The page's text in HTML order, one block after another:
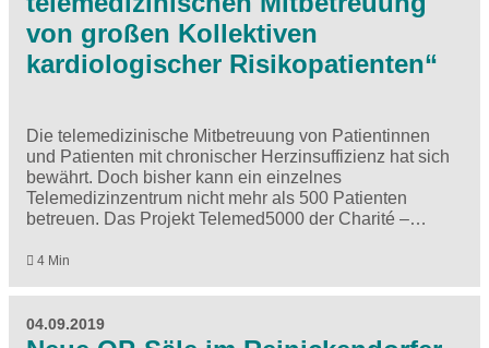
von großen Kollektiven
kardiologischer Risikopatienten“
Die telemedizinische Mitbetreuung von Patientinnen
und Patienten mit chronischer Herzinsuffizienz hat sich
bewährt. Doch bisher kann ein einzelnes
Telemedizinzentrum nicht mehr als 500 Patienten
betreuen. Das Projekt Telemed5000 der Charité –…
4 Min
04.09.2019